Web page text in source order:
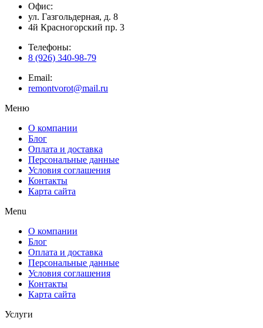
Офис:
ул. Газгольдерная, д. 8
4й Красногорский пр. 3
Телефоны:
8 (926) 340-98-79
Email:
remontvorot@mail.ru
Меню
О компании
Блог
Оплата и доставка
Персональные данные
Условия соглашения
Контакты
Карта сайта
Menu
О компании
Блог
Оплата и доставка
Персональные данные
Условия соглашения
Контакты
Карта сайта
Услуги